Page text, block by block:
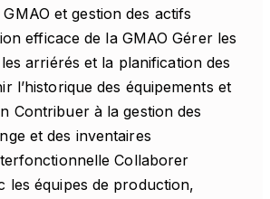
et gestion des actifs
efficace de la GMAO Gérer les
arriérés et la planification des
l’historique des équipements et
Contribuer à la gestion des
et des inventaires
Collaborer
les équipes de production,